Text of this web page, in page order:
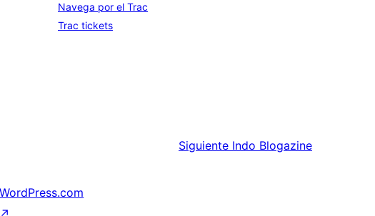
Navega por el Trac
Trac tickets
Siguiente Indo Blogazine
WordPress.com